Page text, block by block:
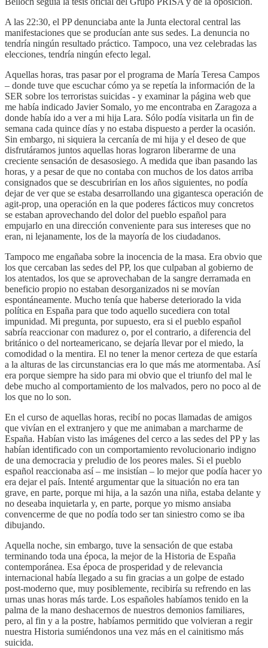
A las 22:30, el PP denunciaba ante la Junta electoral central las
manifestaciones que se producían ante sus sedes. La denuncia no
tendría ningún resultado práctico. Tampoco, una vez celebradas las
elecciones, tendría ningún efecto legal.
Aquellas horas, tras pasar por el programa de María Teresa Campos
– donde tuve que escuchar cómo ya se repetía la información de la
SER sobre los terroristas suicidas - y examinar la página web que
me había indicado Javier Somalo, yo me encontraba en Zaragoza a
donde había ido a ver a mi hija Lara. Sólo podía visitarla un fin de
semana cada quince días y no estaba dispuesto a perder la ocasión.
Sin embargo, ni siquiera la cercanía de mi hija y el deseo de que
disfrutáramos juntos aquellas horas lograron liberarme de una
creciente sensación de desasosiego. A medida que iban pasando las
horas, y a pesar de que no contaba con muchos de los datos arriba
consignados que se descubrirían en los años siguientes, no podía
dejar de ver que se estaba desarrollando una gigantesca operación de
agit-prop, una operación en la que poderes fácticos muy concretos
se estaban aprovechando del dolor del pueblo español para
empujarlo en una dirección conveniente para sus intereses que no
eran, ni lejanamente, los de la mayoría de los ciudadanos.
Tampoco me engañaba sobre la inocencia de la masa. Era obvio que
los que cercaban las sedes del PP, los que culpaban al gobierno de
los atentados, los que se aprovechaban de la sangre derramada en
beneficio propio no estaban desorganizados ni se movían
espontáneamente. Mucho tenía que haberse deteriorado la vida
política en España para que todo aquello sucediera con total
impunidad. Mi pregunta, por supuesto, era si el pueblo español
sabría reaccionar con madurez o, por el contrario, a diferencia del
británico o del norteamericano, se dejaría llevar por el miedo, la
comodidad o la mentira. El no tener la menor certeza de que estaría
a la alturas de las circunstancias era lo que más me atormentaba. Así
era porque siempre ha sido para mi obvio que el triunfo del mal le
debe mucho al comportamiento de los malvados, pero no poco al de
los que no lo son.
En el curso de aquellas horas, recibí no pocas llamadas de amigos
que vivían en el extranjero y que me animaban a marcharme de
España. Habían visto las imágenes del cerco a las sedes del PP y las
habían identificado con un comportamiento revolucionario indigno
de una democracia y preludio de los peores males. Si el pueblo
español reaccionaba así – me insistían – lo mejor que podía hacer yo
era dejar el país. Intenté argumentar que la situación no era tan
grave, en parte, porque mi hija, a la sazón una niña, estaba delante y
no deseaba inquietarla y, en parte, porque yo mismo ansiaba
convencerme de que no podía todo ser tan siniestro como se iba
dibujando.
Aquella noche, sin embargo, tuve la sensación de que estaba
terminando toda una época, la mejor de la Historia de España
contemporánea. Esa época de prosperidad y de relevancia
internacional había llegado a su fin gracias a un golpe de estado
post-moderno que, muy posiblemente, recibiría su refrendo en las
urnas unas horas más tarde. Los españoles habíamos tenido en la
palma de la mano deshacernos de nuestros demonios familiares,
pero, al fin y a la postre, habíamos permitido que volvieran a regir
nuestra Historia sumiéndonos una vez más en el cainitismo más
suicida.